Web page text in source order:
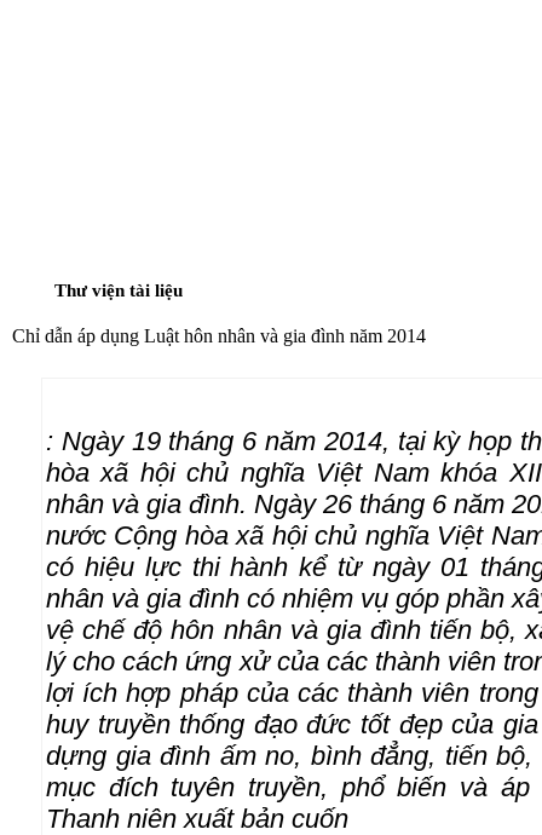
Thư viện tài liệu
Chỉ dẫn áp dụng Luật hôn nhân và gia đình năm 2014
: Ngày 19 tháng 6 năm 2014, tại kỳ họp
hòa xã hội chủ nghĩa Việt Nam khóa
nhân và gia đình. Ngày 26 tháng 6 năm
nước Cộng hòa xã hội chủ nghĩa Việt
có hiệu lực thi hành kể từ ngày 01
nhân và gia đình có nhiệm vụ góp phần
vệ chế độ hôn nhân và gia đình tiến bộ,
lý cho cách ứng xử của các thành viên
lợi ích hợp pháp của các thành viên
huy truyền thống đạo đức tốt đẹp của
dựng gia đình ấm no, bình đẳng, tiến
mục đích tuyên truyền, phổ biến và
Thanh niên xuất bản cuốn